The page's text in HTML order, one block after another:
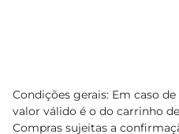
Condições gerais: Em caso
valor válido é o do carrinho
Compras sujeitas a